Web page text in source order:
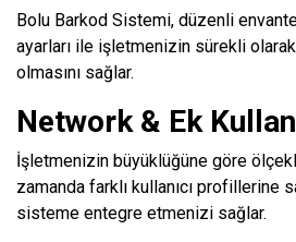
Bolu Barkod Sistemi, düzenli
ayarları ile işletmenizin sürekli
olmasını sağlar.
Network & Ek
İşletmenizin büyüklüğüne göre
zamanda farklı kullanıcı profillerine
sisteme entegre etmenizi sağlar.